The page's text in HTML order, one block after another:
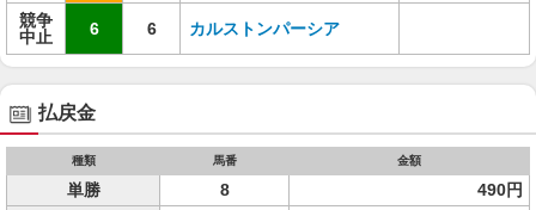
競争
中止
6 6 カルストンパーシア
払戻金
種類 馬番 金額
単勝 8 490円